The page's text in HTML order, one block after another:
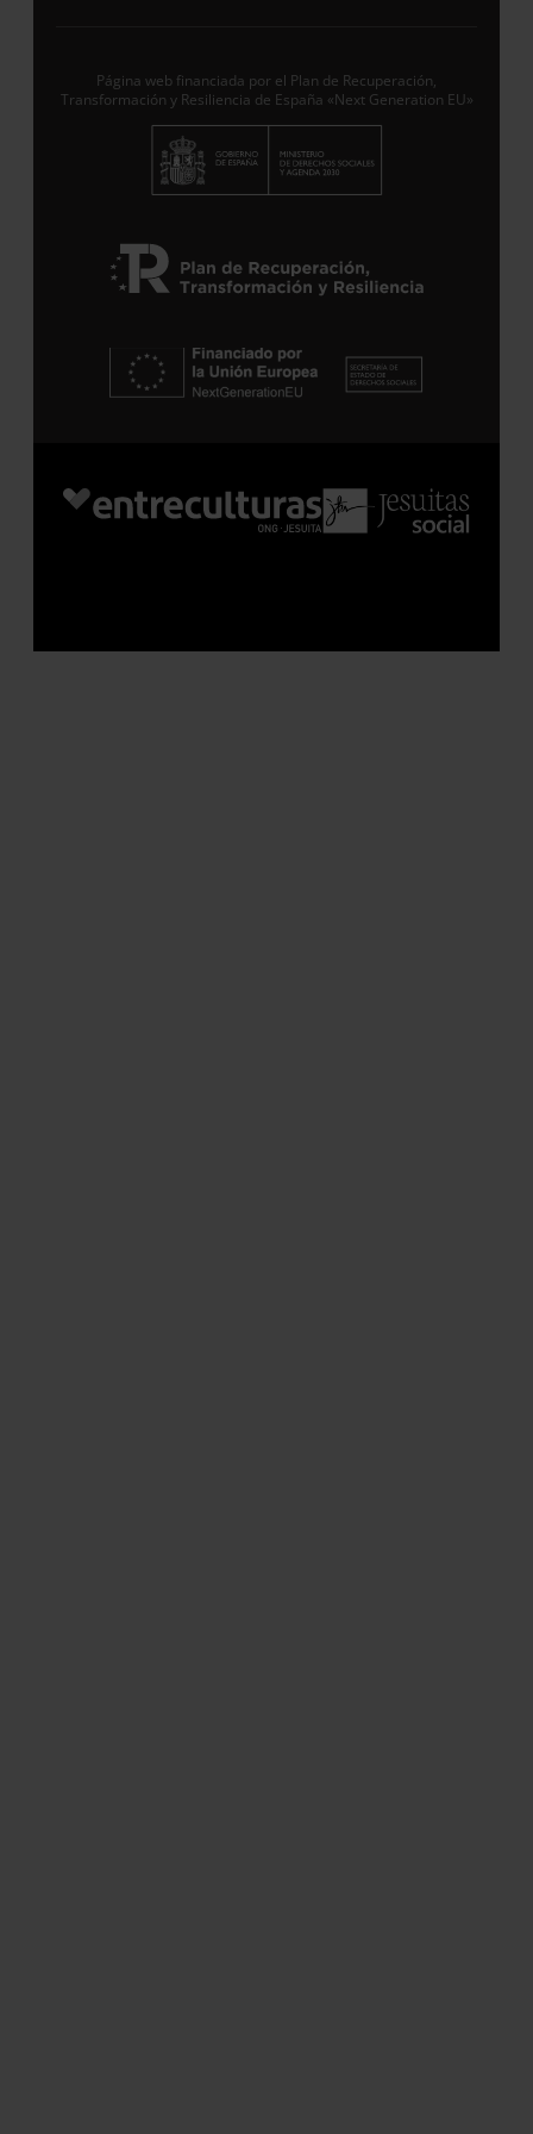
Suscribirme
Página web financiada por el Plan de Recuperación,
Transformación y Resiliencia de España «Next Generation EU»